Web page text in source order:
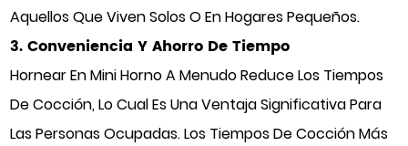
Aquellos Que Viven Solos O En Hogares Pequeños.
3. Conveniencia Y Ahorro De Tiempo
Hornear En Mini Horno A Menudo Reduce Los Tiempos
De Cocción, Lo Cual Es Una Ventaja Significativa Para
Las Personas Ocupadas. Los Tiempos De Cocción Más